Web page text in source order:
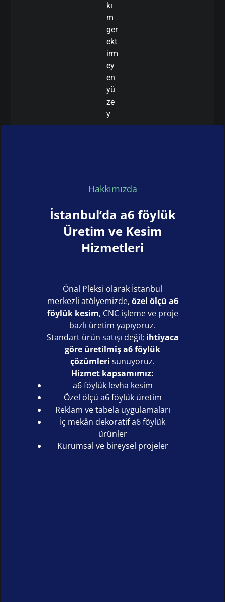
kı
m
ger
ekt
irm
ey
en
yü
ze
y
Hakkımızda
İstanbul’da a6 föylük
Üretim ve Kesim
Hizmetleri
Önal Pleksi olarak İstanbul
merkezli atölyemizde, özel ölçü a6
föylük kesim, CNC işleme ve proje
bazlı üretim yapıyoruz.
Standart ürün satışı değil; ihtiyaca
göre üretilmiş a6 föylük
çözümleri sunuyoruz.
Hizmet kapsamımız:
a6 föylük levha kesim
Özel ölçü a6 föylük üretim
Reklam ve tabela uygulamaları
İç mekân dekoratif a6 föylük
ürünler
Kurumsal ve bireysel projeler